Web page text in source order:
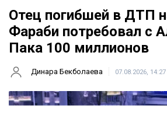
Отец погибшей в ДТП
Фараби потребовал с
Пака 100 миллионов
Динара Бекболаева 07.08.2026, 14:27